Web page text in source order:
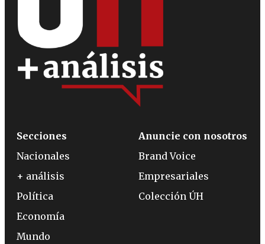
Secciones
Nacionales
+ análisis
Política
Economía
Mundo
Anuncie con nosotros
Brand Voice
Empresariales
Colección ÚH